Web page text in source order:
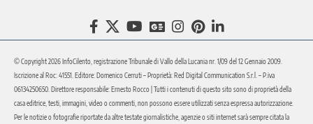
© Copyright 2026 InfoCilento, registrazione Tribunale di Vallo della Lucania nr. 1/09 del 12 Gennaio 2009.
Iscrizione al Roc: 41551. Editore: Domenico Cerruti – Proprietà: Red Digital Communication S.r.l. – P.iva
06134250650. Direttore responsabile: Ernesto Rocco | Tutti i contenuti di questo sito sono di proprietà della
casa editrice, testi, immagini, video o commenti, non possono essere utilizzati senza espressa autorizzazione.
Per le notizie o fotografie riportate da altre testate giornalistiche, agenzie o siti internet sarà sempre citata la